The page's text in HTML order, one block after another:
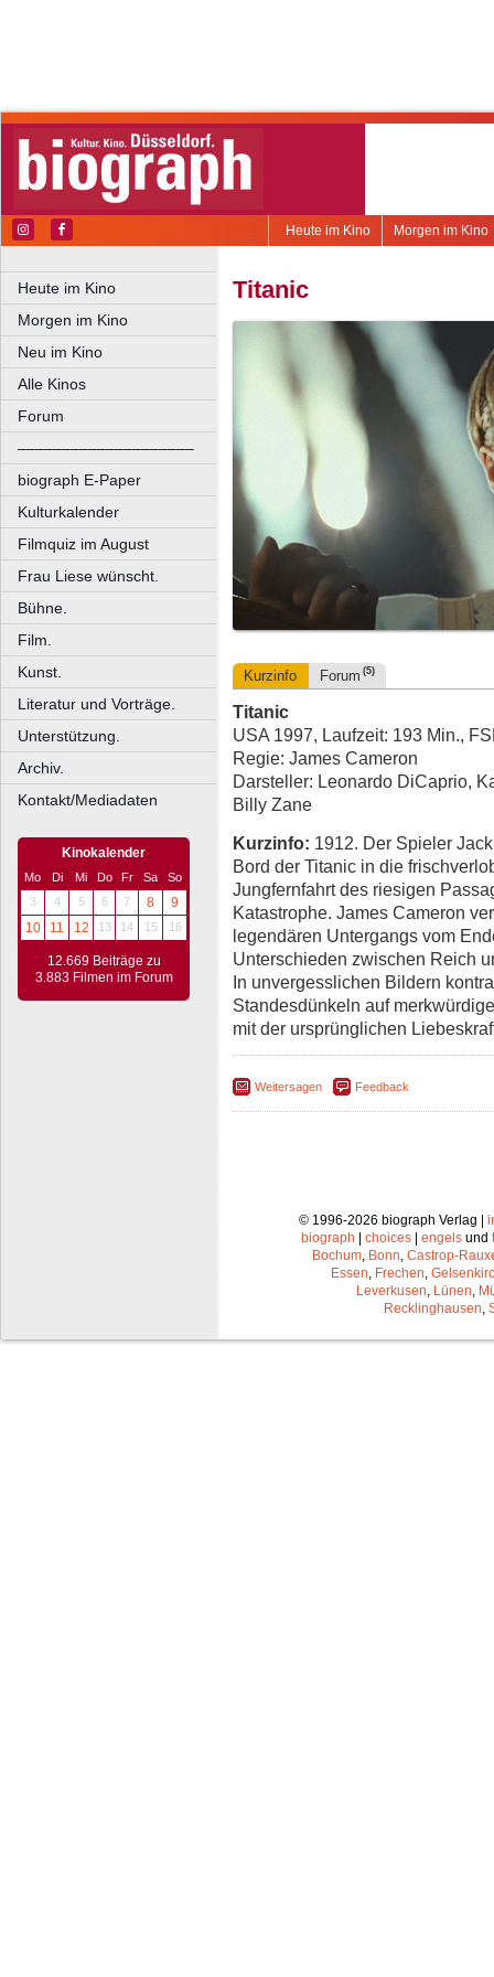
Morgen im Kino
Heute im Kino
Heute im Kino
Morgen im Kino
Neu im Kino
Alle Kinos
Forum
––––––––––––––––––––
biograph E-Paper
Kulturkalender
Filmquiz im August
Frau Liese wünscht.
Bühne.
Film.
Kunst.
Literatur und Vorträge.
Unterstützung.
Archiv.
Kontakt/Mediadaten
Kinokalender
Mo Di Mi Do Fr Sa
So
3
4 5 6 7 8
9
10
11 12 13 14 15 16
12.669 Beiträge zu
3.883 Filmen im Forum
Titanic
Kurzinfo Forum (5)
Titanic
USA 1997, Laufzeit: 193 Min.,
Regie: James Cameron
Darsteller: Leonardo DiCaprio,
Billy Zane
Kurzinfo: 1912. Der Spieler
Bord der Titanic in die
Jungfernfahrt des riesigen
Katastrophe. James Cameron
legendären Untergangs vom
Unterschieden zwischen Reich
In unvergesslichen Bildern
Standesdünkeln auf
mit der ursprünglichen
Weitersagen Feedback
© 1996-2026 biograph Verlag |
biograph | choices | engels und
Bochum Bonn Castrop-
Essen Frechen
Leverkusen Lünen
Recklinghausen